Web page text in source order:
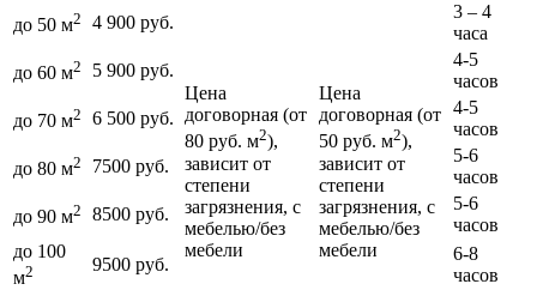
до 50 м2 4 900 руб.
Цена
договорная (от
80 руб. м2),
зависит от
степени
загрязнения, с
мебелью/без
мебели
Цена
договорная (от
50 руб. м2),
зависит от
степени
загрязнения, с
мебелью/без
мебели
3 – 4
часа
до 60 м2 5 900 руб.
4-5
часов
до 70 м2 6 500 руб.
4-5
часов
до 80 м2 7500 руб.
5-6
часов
до 90 м2 8500 руб.
5-6
часов
до 100
м2 9500 руб.
6-8
часов